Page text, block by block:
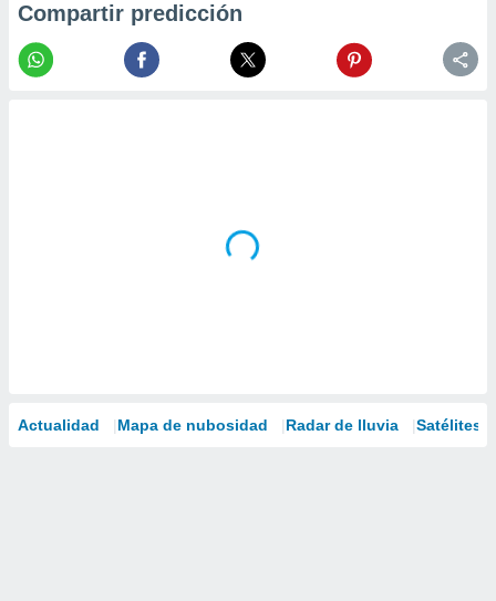
Compartir predicción
Actualidad Mapa de nubosidad Radar de lluvia Satélites